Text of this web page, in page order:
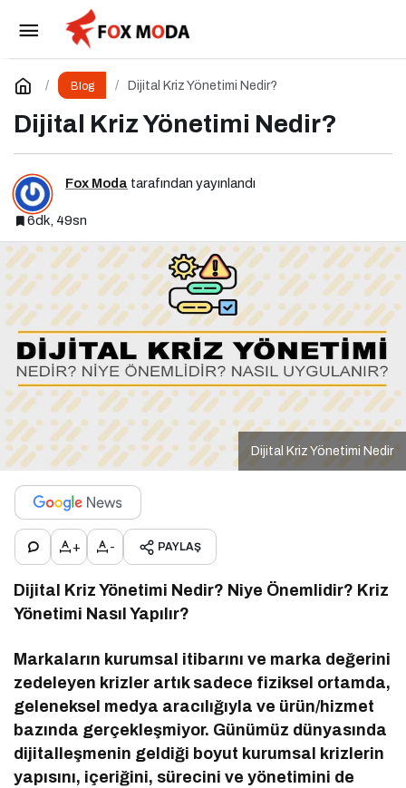
Blog Dijital Kriz Yönetimi Nedir?
Dijital Kriz Yönetimi Nedir?
Fox Moda tarafından yayınlandı
6dk, 49sn
Dijital Kriz Yönetimi Nedir
+ - PAYLAŞ
Dijital Kriz Yönetimi Nedir? Niye Önemlidir? Kriz
Yönetimi Nasıl Yapılır?
Markaların kurumsal itibarını ve marka değerini
zedeleyen krizler artık sadece fiziksel ortamda,
geleneksel medya aracılığıyla ve ürün/hizmet
bazında gerçekleşmiyor. Günümüz dünyasında
dijitalleşmenin geldiği boyut kurumsal krizlerin
yapısını, içeriğini, sürecini ve yönetimini de
Kağıthane Çilingir